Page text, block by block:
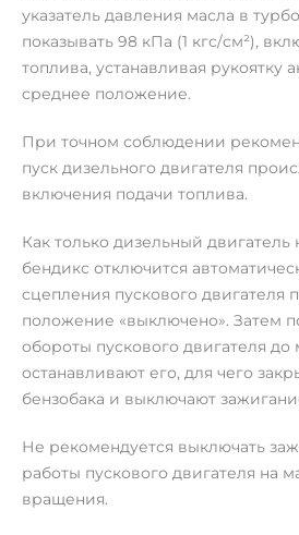
указатель давления масла в
показывать 98 кПа (1 кгс/см²),
топлива, устанавливая рукоятку
среднее положение.
При точном соблюдении
пуск дизельного двигателя
включения подачи топлива.
Как только дизельный двигатель
бендикс отключится
сцепления пускового двигателя
положение «выключено». Затем
обороты пускового двигателя
останавливают его, для чего
бензобака и выключают
Не рекомендуется выключать
работы пускового двигателя на
вращения.